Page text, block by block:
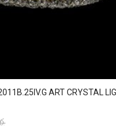
ART CRYSTAL